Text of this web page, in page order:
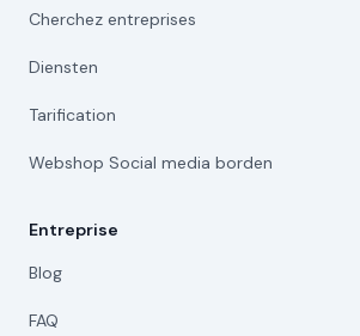
Cherchez entreprises
Diensten
Tarification
Webshop Social media borden
Entreprise
Blog
FAQ